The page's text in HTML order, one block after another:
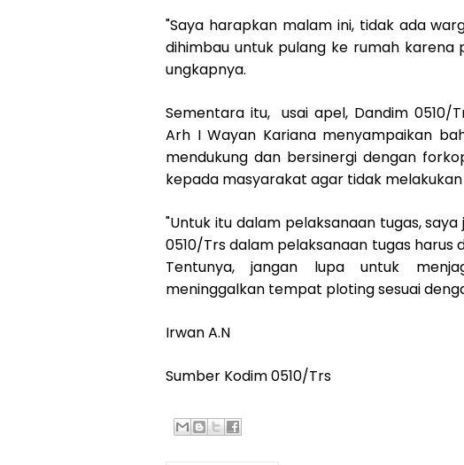
"Saya harapkan malam ini, tidak ada
dihimbau untuk pulang ke rumah karena
ungkapnya.
Sementara itu, usai apel, Dandim 0510/
Arh I Wayan Kariana menyampaikan
mendukung dan bersinergi dengan
kepada masyarakat agar tidak
"Untuk itu dalam pelaksanaan tugas,
0510/Trs dalam pelaksanaan tugas harus
Tentunya, jangan lupa untuk
meninggalkan tempat ploting sesuai
Irwan A.N
Sumber Kodim 0510/Trs